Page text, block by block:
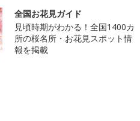
全国お花見ガイド
見頃時期がわかる！全国1400カ
所の桜名所・お花見スポット情
報を掲載